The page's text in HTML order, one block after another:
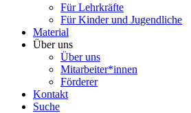
Für Lehrkräfte
Für Kinder und Jugendliche
Material
Über uns
Über uns
Mitarbeiter*innen
Förderer
Kontakt
Suche